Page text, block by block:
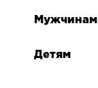
Мужчинам
Детям